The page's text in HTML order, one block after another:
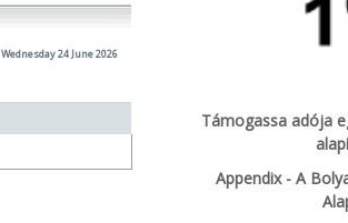
Wednesday 24 June 2026
Támogassa adója
Appendix - A